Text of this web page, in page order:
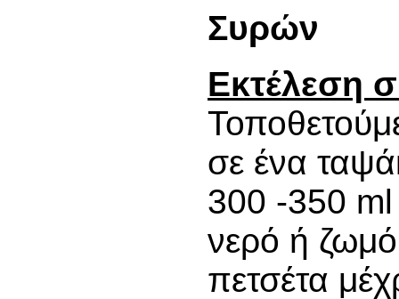
Συρών
Εκτέλεση
σε ένα
300 -350 ml
νερό ή
πετσέτα